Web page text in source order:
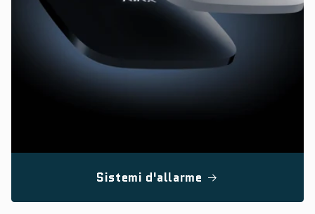
Sistemi d'allarme